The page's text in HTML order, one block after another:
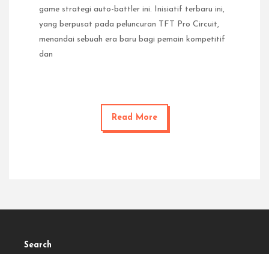
game strategi auto-battler ini. Inisiatif terbaru ini,
yang berpusat pada peluncuran TFT Pro Circuit,
menandai sebuah era baru bagi pemain kompetitif
dan
Read More
Search